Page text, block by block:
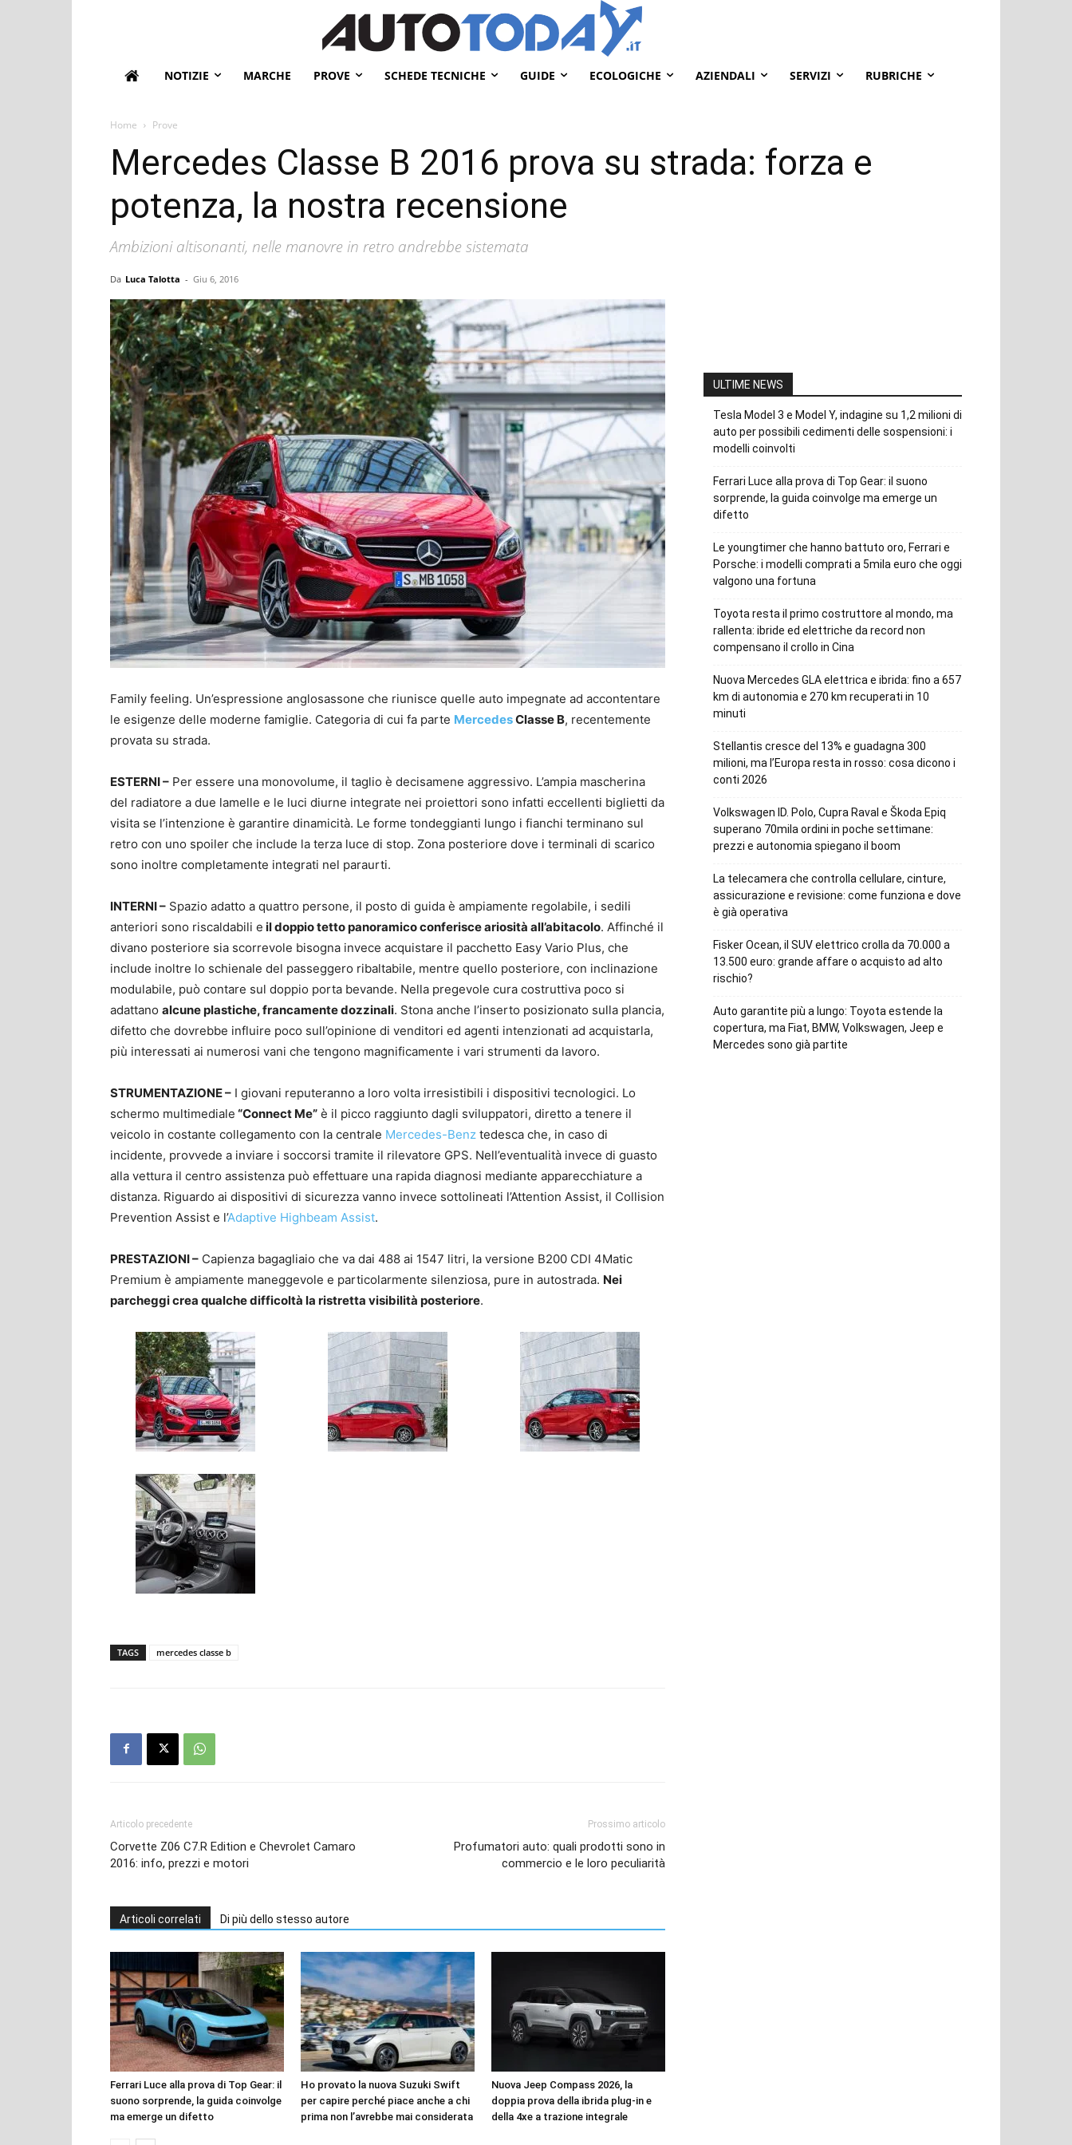
NOTIZIE MARCHE PROVE SCHEDE TECNICHE GUIDE ECOLOGICHE AZIENDALI SERVIZI RUBRICHE
Home Prove
Mercedes Classe B 2016 prova su strada: forza e
potenza, la nostra recensione
Ambizioni altisonanti, nelle manovre in retro andrebbe sistemata
Da Luca Talotta - Giu 6, 2016
Family feeling. Un’espressione anglosassone che riunisce quelle auto impegnate ad accontentare
le esigenze delle moderne famiglie. Categoria di cui fa parte MercedesClasse B, recentemente
provata su strada.
ESTERNI – Per essere una monovolume, il taglio è decisamene aggressivo. L’ampia mascherina
del radiatore a due lamelle e le luci diurne integrate nei proiettori sono infatti eccellenti biglietti da
visita se l’intenzione è garantire dinamicità. Le forme tondeggianti lungo i fianchi terminano sul
retro con uno spoiler che include la terza luce di stop. Zona posteriore dove i terminali di scarico
sono inoltre completamente integrati nel paraurti.
INTERNI – Spazio adatto a quattro persone, il posto di guida è ampiamente regolabile, i sedili
anteriori sono riscaldabili e il doppio tetto panoramico conferisce ariosità all’abitacolo. Affinché il
divano posteriore sia scorrevole bisogna invece acquistare il pacchetto Easy Vario Plus, che
include inoltre lo schienale del passeggero ribaltabile, mentre quello posteriore, con inclinazione
modulabile, può contare sul doppio porta bevande. Nella pregevole cura costruttiva poco si
adattano alcune plastiche, francamente dozzinali. Stona anche l’inserto posizionato sulla plancia,
difetto che dovrebbe influire poco sull’opinione di venditori ed agenti intenzionati ad acquistarla,
più interessati ai numerosi vani che tengono magnificamente i vari strumenti da lavoro.
STRUMENTAZIONE – I giovani reputeranno a loro volta irresistibili i dispositivi tecnologici. Lo
schermo multimediale “Connect Me” è il picco raggiunto dagli sviluppatori, diretto a tenere il
veicolo in costante collegamento con la centrale Mercedes-Benz tedesca che, in caso di
incidente, provvede a inviare i soccorsi tramite il rilevatore GPS. Nell’eventualità invece di guasto
alla vettura il centro assistenza può effettuare una rapida diagnosi mediante apparecchiature a
distanza. Riguardo ai dispositivi di sicurezza vanno invece sottolineati l’Attention Assist, il Collision
Prevention Assist e l’Adaptive Highbeam Assist.
PRESTAZIONI – Capienza bagagliaio che va dai 488 ai 1547 litri, la versione B200 CDI 4Matic
Premium è ampiamente maneggevole e particolarmente silenziosa, pure in autostrada. Nei
parcheggi crea qualche difficoltà la ristretta visibilità posteriore.
TAGS mercedes classe b
Articolo precedente
Corvette Z06 C7.R Edition e Chevrolet Camaro
2016: info, prezzi e motori
Prossimo articolo
Profumatori auto: quali prodotti sono in
commercio e le loro peculiarità
Articoli correlati Di più dello stesso autore
Ferrari Luce alla prova di Top Gear: il
suono sorprende, la guida coinvolge
ma emerge un difetto
Ho provato la nuova Suzuki Swift
per capire perché piace anche a chi
prima non l’avrebbe mai considerata
Nuova Jeep Compass 2026, la
doppia prova della ibrida plug-in e
della 4xe a trazione integrale
ULTIME NEWS
Tesla Model 3 e Model Y, indagine su 1,2 milioni di
auto per possibili cedimenti delle sospensioni: i
modelli coinvolti
Ferrari Luce alla prova di Top Gear: il suono
sorprende, la guida coinvolge ma emerge un
difetto
Le youngtimer che hanno battuto oro, Ferrari e
Porsche: i modelli comprati a 5mila euro che oggi
valgono una fortuna
Toyota resta il primo costruttore al mondo, ma
rallenta: ibride ed elettriche da record non
compensano il crollo in Cina
Nuova Mercedes GLA elettrica e ibrida: fino a 657
km di autonomia e 270 km recuperati in 10
minuti
Stellantis cresce del 13% e guadagna 300
milioni, ma l’Europa resta in rosso: cosa dicono i
conti 2026
Volkswagen ID. Polo, Cupra Raval e Škoda Epiq
superano 70mila ordini in poche settimane:
prezzi e autonomia spiegano il boom
La telecamera che controlla cellulare, cinture,
assicurazione e revisione: come funziona e dove
è già operativa
Fisker Ocean, il SUV elettrico crolla da 70.000 a
13.500 euro: grande affare o acquisto ad alto
rischio?
Auto garantite più a lungo: Toyota estende la
copertura, ma Fiat, BMW, Volkswagen, Jeep e
Mercedes sono già partite